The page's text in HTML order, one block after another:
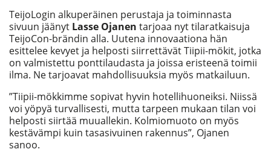
TeijoLogin alkuperäinen perustaja ja toiminnasta
sivuun jäänyt Lasse Ojanen tarjoaa nyt tilaratkaisuja
TeijoCon-brändin alla. Uutena innovaationa hän
esittelee kevyet ja helposti siirrettävät Tiipii-mökit, jotka
on valmistettu ponttilaudasta ja joissa eristeenä toimii
ilma. Ne tarjoavat mahdollisuuksia myös matkailuun.
”Tiipii-mökkimme sopivat hyvin hotellihuoneiksi. Niissä
voi yöpyä turvallisesti, mutta tarpeen mukaan tilan voi
helposti siirtää muuallekin. Kolmiomuoto on myös
kestävämpi kuin tasasivuinen rakennus”, Ojanen
sanoo.